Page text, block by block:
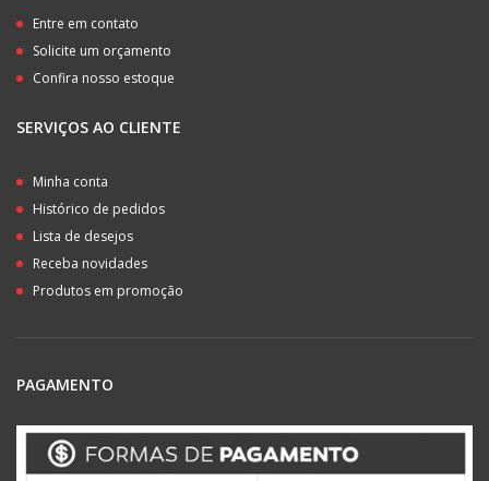
Entre em contato
Solicite um orçamento
Confira nosso estoque
SERVIÇOS AO CLIENTE
Minha conta
Histórico de pedidos
Lista de desejos
Receba novidades
Produtos em promoção
PAGAMENTO